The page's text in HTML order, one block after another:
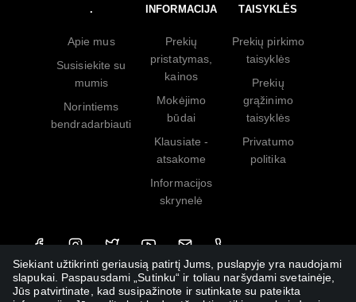
Siekiant užtikrinti geriausią patirtį Jums, puslapyje yra naudojami
slapukai. Paspausdami „Sutinku“ ir toliau naršydami svetainėje,
Jūs patvirtinate, kad susipažinote ir sutinkate su pateikta
.
Apie mus
Susisiekite su
mumis
Norintiems
bendradarbiauti
INFORMACIJA
Prekių
pristatymas,
kainos
Mokėjimo
būdai
Klausiate -
atsakome
Informacijos
skrynelė
TAISYKLĖS
Prekių pirkimo
taisyklės
Prekių
grąžinimo
taisyklės
Privatumo
politika